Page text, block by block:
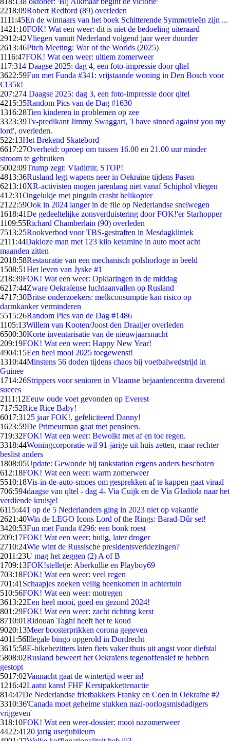
2218:09Robert Redford (89) overleden
1111:45En de winnaars van het boek Schitterende Symmetrieën zijn ...
1421:10FOK! Wat een weer: dit is niet de bedoeling uiteraard
2912:42Vliegen vanuit Nederland volgend jaar weer duurder
2613:46Pitch Meeting: War of the Worlds (2025)
1116:47FOK! Wat een weer: ultiem zomerweer
117:314 Daagse 2025: dag 4, een foto-impressie door qltel
3622:59Fun met Funda #341: vrijstaande woning in Den Bosch voor
€135k!
207:274 Daagse 2025: dag 3, een foto-impressie door qltel
4215:35Random Pics van de Dag #1630
1316:28Tien kinderen in problemen op zee
3323:39Tv-predikant Jimmy Swaggart, 'I have sinned against you my
lord', overleden.
522:13Het Brekend Skatebord
6617:27Overheid: oproep om tussen 16.00 en 21.00 uur minder
stroom te gebruiken
5002:09Trump zegt: Vladimir, STOP!
4813:36Rusland legt wapens neer in Oekraïne tijdens Pasen
6213:10XR-activisten mogen jarenlang niet vanaf Schiphol vliegen
412:31Ongelukje met pinguïn crasht helikopter
21 22:59Ook in 2024 langer in de file op Nederlandse snelwegen
1618:41De gedeeltelijke zonsverduistering door FOK!'er Starhopper
1109:55Richard Chamberlain (90) overleden
7513:25Rookverbod voor TBS-gestraften in Mesdagkliniek
2111:44Dakloze man met 123 kilo ketamine in auto moet acht
maanden zitten
2018:58Restauratie van een mechanisch polshorloge in beeld
1508:51Het leven van Jyske #1
218:39FOK! Wat een weer: Opklaringen in de middag
6217:44Zware Oekraïense luchtaanvallen op Rusland
4717:30Britse onderzoekers: melkconsumptie kan risico op
darmkanker verminderen
5515:26Random Pics van de Dag #1486
1105:13Willem van Kooten/Joost den Draaijer overleden
6500:30Korte inventarisatie van de nieuwjaarsnacht
209:19FOK! Wat een weer: Happy New Year!
4904:15Een heel mooi 2025 toegewenst!
1310:44Minstens 56 doden tijdens chaos bij voetbalwedstrijd in
Guinee
1714:26Strippers voor senioren in Vlaamse bejaardencentra daverend
succes
2111:12Eeuw oude voet gevonden op Everest
717:52Rice Rice Baby!
6017:31 25 jaar FOK!, gefeliciteerd Danny!
1623:59De Primeurman gaat met pensioen.
719:32FOK! Wat een weer: Bewolkt met af en toe regen.
3318:44Woningcorporatie wil 91-jarige uit huis zetten, maar rechter
beslist anders
1808:05Update: Gewonde bij tankstation ergens anders beschoten
612:18FOK! Wat een weer: warm zomerweer
5510:18Vis-in-de-auto-smoes om gesprekken af te kappen gaat viraal
706:594daagse van qltel - dag 4- Via Cuijk en de Via Gladiola naar het
verdiende kruisje!
6115:441 op de 5 Nederlanders ging in 2023 niet op vakantie
2621:40Win de LEGO Icons Lord of the Rings: Barad-Dûr set!
3420:53Fun met Funda #296: een bonk roest
209:17FOK! Wat een weer: buiig, later droger
2710:24Wie wint de Russische presidentsverkiezingen?
2011:23U mag het zeggen (2) A of B
1709:13FOK!stelletje: Aberkullie en Playboy69
703:18FOK! Wat een weer: veel regen
701:41 Schaapjes zoeken veilig heenkomen in achtertuin
510:56FOK! Wat een weer: motregen
3613:22Een heel mooi, goed en gezond 2024!
801:29FOK! Wat een weer: zacht richting kerst
8710:01Ridouan Taghi heeft het te koud
9020:13Meer boosterprikken corona gegeven
4011:56Illegale bingo opgerold in Dordrecht
3615:58E-bikebezitters laten fiets vaker thuis uit angst voor diefstal
5808:02Rusland beweert het Oekraïens tegenoffensief te hebben
gestopt
5017:02Vannacht gaat de wintertijd weer in!
1216:42Laatst kans! FHF Kerstpakkettenactie
814:47De Nederlandse frietbakkers Franky en Coen in Oekraïne #2
3310:36'Canada moet geheime stukken nazi-oorlogsmisdadigers
vrijgeven'
318:10FOK! Wat een weer-dossier: mooi nazomerweer
4422:41 20 jarig userjubileum